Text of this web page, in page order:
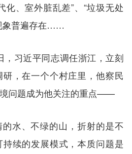
化、室外脏乱差”、“垃圾无处
象普遍存在……
，习近平同志调任浙江，立刻
，在一个个村庄里，他察民
问题成为他关注的重点——
水、不绿的山，折射的是不
续的发展模式，本质问题是